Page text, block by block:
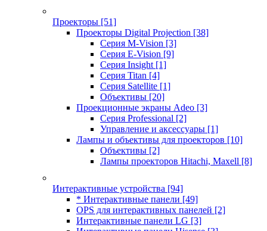
Проекторы [51]
Проекторы Digital Projection [38]
Серия M-Vision [3]
Серия E-Vision [9]
Серия Insight [1]
Серия Titan [4]
Серия Satellite [1]
Объективы [20]
Проекционные экраны Adeo [3]
Серия Professional [2]
Управление и аксессуары [1]
Лампы и объективы для проекторов [10]
Объективы [2]
Лампы проекторов Hitachi, Maxell [8]
Интерактивные устройства [94]
* Интерактивные панели [49]
OPS для интерактивных панелей [2]
Интерактивные панели LG [3]